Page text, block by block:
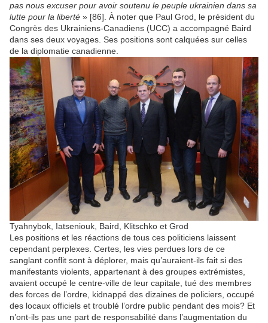
pas nous excuser pour avoir soutenu le peuple ukrainien dans sa
lutte pour la liberté » [86]. À noter que Paul Grod, le président du
Congrès des Ukrainiens-Canadiens (UCC) a accompagné Baird
dans ses deux voyages. Ses positions sont calquées sur celles
de la diplomatie canadienne.
Tyahnybok, Iatseniouk, Baird, Klitschko et Grod
Les positions et les réactions de tous ces politiciens laissent
cependant perplexes. Certes, les vies perdues lors de ce
sanglant conflit sont à déplorer, mais qu’auraient-ils fait si des
manifestants violents, appartenant à des groupes extrémistes,
avaient occupé le centre-ville de leur capitale, tué des membres
des forces de l’ordre, kidnappé des dizaines de policiers, occupé
des locaux officiels et troublé l’ordre public pendant des mois? Et
n’ont-ils pas une part de responsabilité dans l’augmentation du